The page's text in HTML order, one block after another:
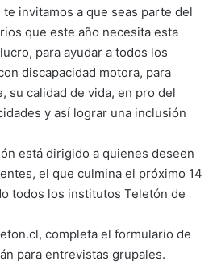
te invitamos a que seas parte del
que este año necesita esta
para ayudar a todos los
discapacidad motora, para
su calidad de vida, en pro del
y así lograr una inclusión
está dirigido a quienes deseen
el que culmina el próximo 14
todos los institutos Teletón de
completa el formulario de
para entrevistas grupales.